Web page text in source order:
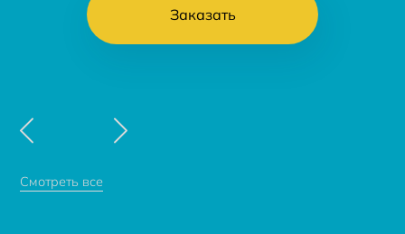
Заказать
Смотреть все